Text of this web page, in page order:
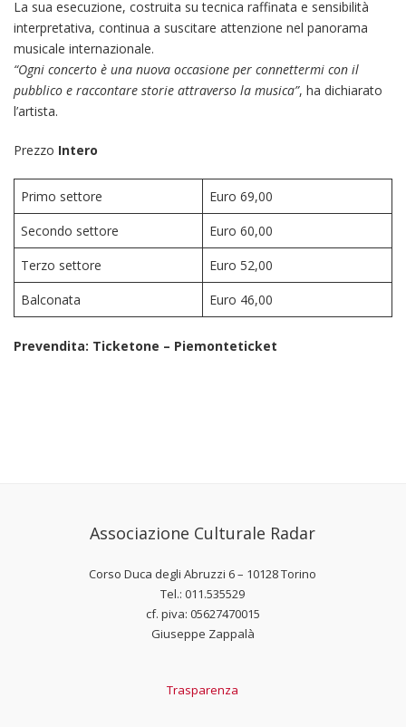
La sua esecuzione, costruita su tecnica raffinata e sensibilità
interpretativa, continua a suscitare attenzione nel panorama
musicale internazionale.
“Ogni concerto è una nuova occasione per connettermi con il
pubblico e raccontare storie attraverso la musica”, ha dichiarato
l’artista.
Prezzo Intero
Primo settore
Euro 69,00
Secondo settore
Euro 60,00
Terzo settore
Euro 52,00
Balconata
Euro 46,00
Prevendita: Ticketone – Piemonteticket
Associazione Culturale Radar
Corso Duca degli Abruzzi 6 – 10128 Torino
Tel.: 011.535529
cf. piva: 05627470015
Giuseppe Zappalà
Trasparenza